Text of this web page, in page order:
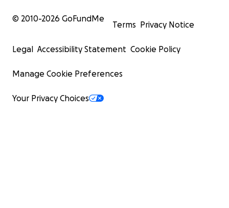
© 2010-2026 GoFundMe
Terms Privacy Notice
Legal Accessibility Statement Cookie Policy
Manage Cookie Preferences
Your Privacy Choices